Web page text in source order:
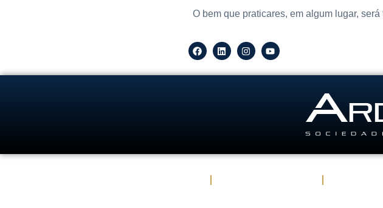
O bem que praticares, em algum lugar,